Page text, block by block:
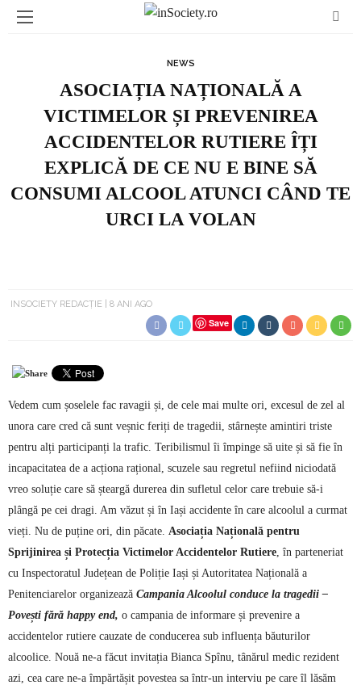
NEWS
ASOCIAȚIA NAȚIONALĂ A
VICTIMELOR ȘI PREVENIREA
ACCIDENTELOR RUTIERE ÎȚI
EXPLICĂ DE CE NU E BINE SĂ
CONSUMI ALCOOL ATUNCI CÂND TE
URCI LA VOLAN
INSOCIETY REDACȚIE 8 ANI AGO
Save
Vedem cum șoselele fac ravagii și, de cele mai multe ori, excesul de zel al
unora care cred că sunt veșnic feriți de tragedii, stârnește amintiri triste
pentru alți participanți la trafic. Teribilismul îi împinge să uite și să fie în
incapacitatea de a acționa rațional, scuzele sau regretul nefiind niciodată
vreo soluție care să șteargă durerea din sufletul celor care trebuie să-i
plângă pe cei dragi. Am văzut și în Iași accidente în care alcoolul a curmat
vieți. Nu de puține ori, din păcate. Asociația Națională pentru
Sprijinirea și Protecția Victimelor Accidentelor Rutiere , în parteneriat
cu Inspectoratul Județean de Poliție Iași și Autoritatea Națională a
Penitenciarelor organizează Campania Alcoolul conduce la tragedii –
Povești fără happy end, o campania de informare și prevenire a
accidentelor rutiere cauzate de conducerea sub influența băuturilor
alcoolice. Nouă ne-a făcut invitația Bianca Spînu, tânărul medic rezident
azi, cea care ne-a împărtășit povestea sa într-un interviu pe care îl lăsăm